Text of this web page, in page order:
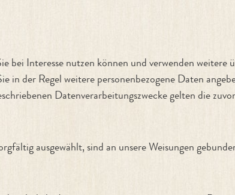
bei Interesse nutzen können und verwenden weitere
in der Regel weitere personenbezogene Daten
Datenverarbeitungszwecke gelten die
ausgewählt, sind an unsere Weisungen